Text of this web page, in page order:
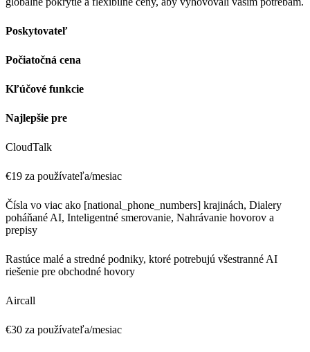
Poskytovateľ
Počiatočná cena
Kľúčové funkcie
Najlepšie pre
CloudTalk
€19 za používateľa/mesiac
Čísla vo viac ako [national_phone_numbers] krajinách, Dialery
poháňané AI, Inteligentné smerovanie, Nahrávanie hovorov a
prepisy
Rastúce malé a stredné podniky, ktoré potrebujú všestranné AI
riešenie pre obchodné hovory
Aircall
€30 za používateľa/mesiac